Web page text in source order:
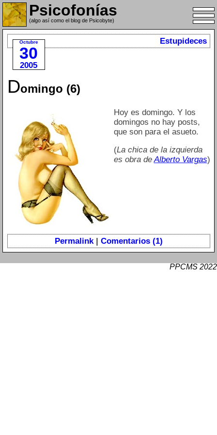
Psicofonías
(algo así como el blog de Psicobyte)
Octubre
30
2005
Estupideces
Domingo (6)
Hoy es domingo. Y los
domingos no hay posts,
que son para el asueto.
(La chica de la izquierda
es obra de Alberto Vargas)
Permalink| Comentarios (1)
PPCMS 2022